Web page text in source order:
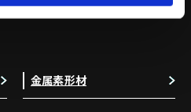
金属素形材